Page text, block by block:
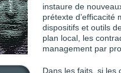
instaure de
prétexte d’efficacité
dispositifs et outils
plan local, les
management par
Dans les faits, si les